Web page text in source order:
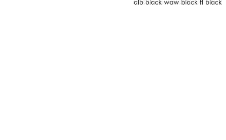
alb black waw black fl black